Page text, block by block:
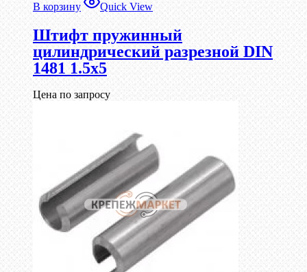
В корзину Quick View
Штифт пружинный
цилиндрический разрезной DIN
1481 1.5х5
Цена по запросу